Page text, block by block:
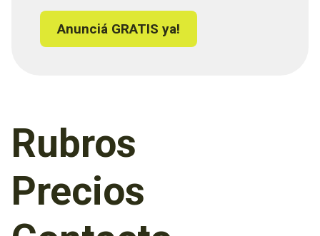
Anunciá GRATIS ya!
Rubros
Precios